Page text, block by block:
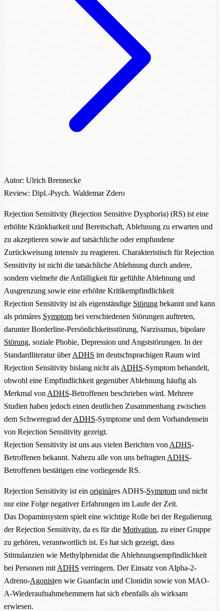
Autor: Ulrich Brennecke
Review: Dipl.-Psych. Waldemar Zdero
Rejection Sensitivity (Rejection Sensitive Dysphoria) (RS) ist eine
erhöhte Kränkbarkeit und Bereitschaft, Ablehnung zu erwarten und
zu akzeptieren sowie auf tatsächliche oder empfundene
Zurückweisung intensiv zu reagieren. Charakteristisch für Rejection
Sensitivity ist nicht die tatsächliche Ablehnung durch andere,
sondern vielmehr die Anfälligkeit für gefühlte Ablehnung und
Ausgrenzung sowie eine erhöhte Kritikempfindlichkeit
Rejection Sensitivity ist als eigenständige Störung bekannt und kann
als primäres Symptom bei verschiedenen Störungen auftreten,
darunter Borderline-Persönlichkeitsstörung, Narzissmus, bipolare
Störung, soziale Phobie, Depression und Angststörungen. In der
Standardliteratur überADHS im deutschsprachigen Raum wird
Rejection Sensitivity bislang nicht als ADHS-Symptom behandelt,
obwohl eine Empfindlichkeit gegenüber Ablehnung häufig als
Merkmal von ADHS-Betroffenen beschrieben wird. Mehrere
Studien haben jedoch einen deutlichen Zusammenhang zwischen
dem Schweregrad derADHS-Symptome und dem Vorhandensein
von Rejection Sensitivity gezeigt.
Rejection Sensitivity ist uns aus vielen Berichten von ADHS-
Betroffenen bekannt. Nahezu alle von uns befragten ADHS-
Betroffenen bestätigen eine vorliegende RS.
Rejection Sensitivity ist ein originäres ADHS-Symptom und nicht
nur eine Folge negativer Erfahrungen im Laufe der Zeit.
Das Dopaminsystem spielt eine wichtige Rolle bei der Regulierung
der Rejection Sensitivity, da es für die Motivation, zu einer Gruppe
zu gehören, verantwortlich ist. Es hat sich gezeigt, dass
Stimulanzien wie Methylphenidat die Ablehnungsempfindlichkeit
bei Personen mit ADHS verringern. Der Einsatz von Alpha-2-
Adreno-Agonisten wie Guanfacin und Clonidin sowie von MAO-
A-Wiederaufnahmehemmern hat sich ebenfalls als wirksam
erwiesen.